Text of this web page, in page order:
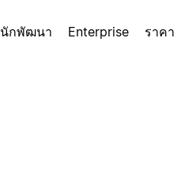
นักพัฒนา Enterprise ราคา